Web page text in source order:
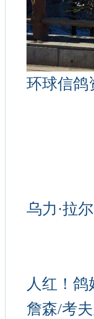
环球信鸽
乌力·拉
人红！鸽
詹森/考